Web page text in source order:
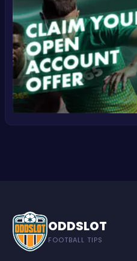
ODDSLOT
FOOTBALL TIPS